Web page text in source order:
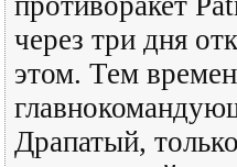
через три дня
этом. Тем
Драпатый,